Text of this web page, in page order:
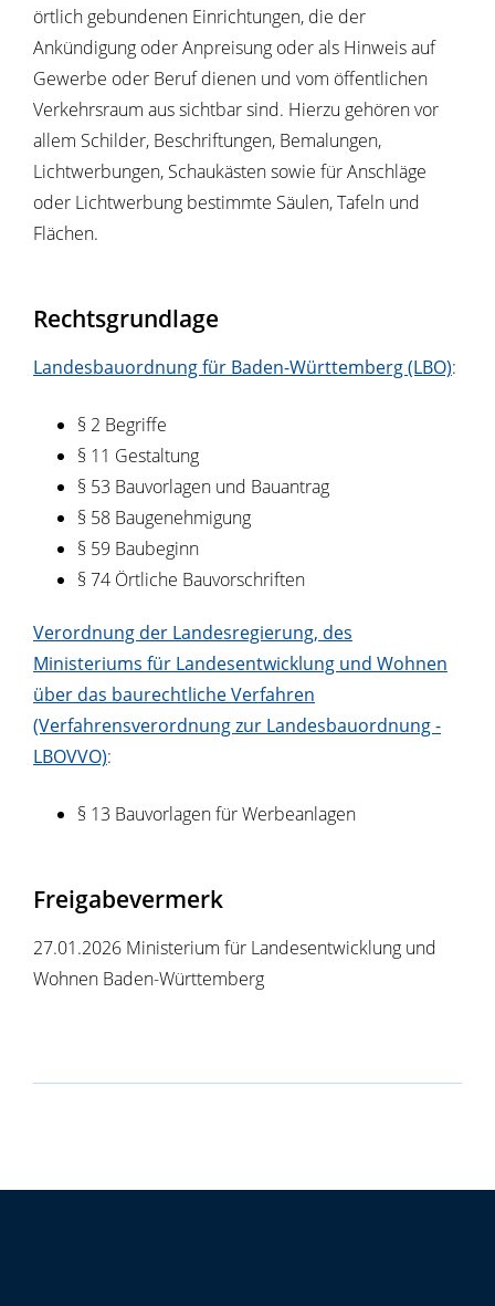
örtlich gebundenen Einrichtungen, die der
Ankündigung oder Anpreisung oder als Hinweis auf
Gewerbe oder Beruf dienen und vom öffentlichen
Verkehrsraum aus sichtbar sind. Hierzu gehören vor
allem Schilder, Beschriftungen, Bemalungen,
Lichtwerbungen, Schaukästen sowie für Anschläge
oder Lichtwerbung bestimmte Säulen, Tafeln und
Flächen.
Rechtsgrundlage
Landesbauordnung für Baden-Württemberg (LBO):
§ 2 Begriffe
§ 11 Gestaltung
§ 53 Bauvorlagen und Bauantrag
§ 58 Baugenehmigung
§ 59 Baubeginn
§ 74 Örtliche Bauvorschriften
Verordnung der Landesregierung, des
Ministeriums für Landesentwicklung und Wohnen
über das baurechtliche Verfahren
(Verfahrensverordnung zur Landesbauordnung -
LBOVVO):
§ 13 Bauvorlagen für Werbeanlagen
Freigabevermerk
27.01.2026 Ministerium für Landesentwicklung und
Wohnen Baden-Württemberg